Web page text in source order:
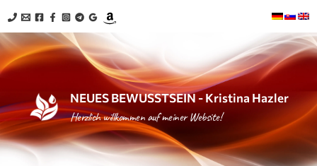
Inhalt
springen
NEUES BEWUSSTSEIN - Kristina Hazler
Herzlich willkommen auf meiner Website!